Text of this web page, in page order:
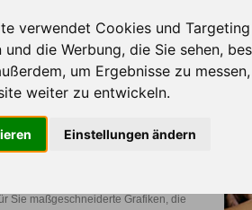
verwendet Cookies und
die Werbung, die Sie sehen,
um Ergebnisse zu
weiter zu entwickeln.
Einstellungen ändern
auffällige Werbebanner oder
Sie maßgeschneiderte Grafiken, die